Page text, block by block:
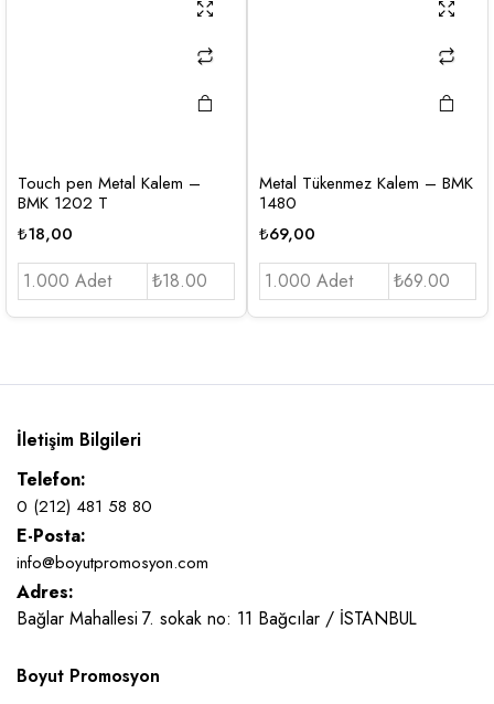
Touch pen Metal Kalem –
BMK 1202 T
₺18,00
1.000 Adet ₺18.00
Metal Tükenmez Kalem – BMK
1480
₺69,00
1.000 Adet ₺69.00
İletişim Bilgileri
Telefon:
0 (212) 481 58 80
E-Posta:
info@boyutpromosyon.com
Adres:
Bağlar Mahallesi 7. sokak no: 11 Bağcılar / İSTANBUL
Boyut Promosyon